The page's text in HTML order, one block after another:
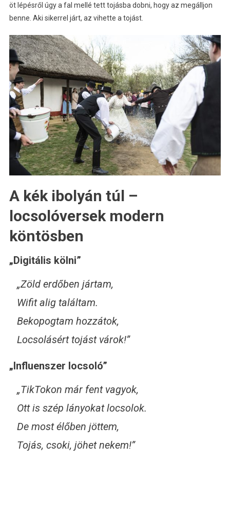
öt lépésről úgy a fal mellé tett tojásba dobni, hogy az megálljon
benne. Aki sikerrel járt, az vihette a tojást.
A kék ibolyán túl –
locsolóversek modern
köntösben
„Digitális kölni”
„Zöld erdőben jártam,
Wifit alig találtam.
Bekopogtam hozzátok,
Locsolásért tojást várok!”
„Influenszer locsoló”
„TikTokon már fent vagyok,
Ott is szép lányokat locsolok.
De most élőben jöttem,
Tojás, csoki, jöhet nekem!”